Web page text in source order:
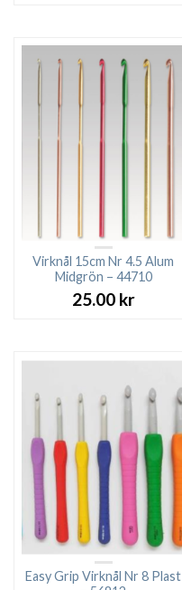
Virknål 15cm Nr 4.5 Alum
Midgrön – 44710
25.00 kr
Easy Grip Virknål Nr 8 Plast